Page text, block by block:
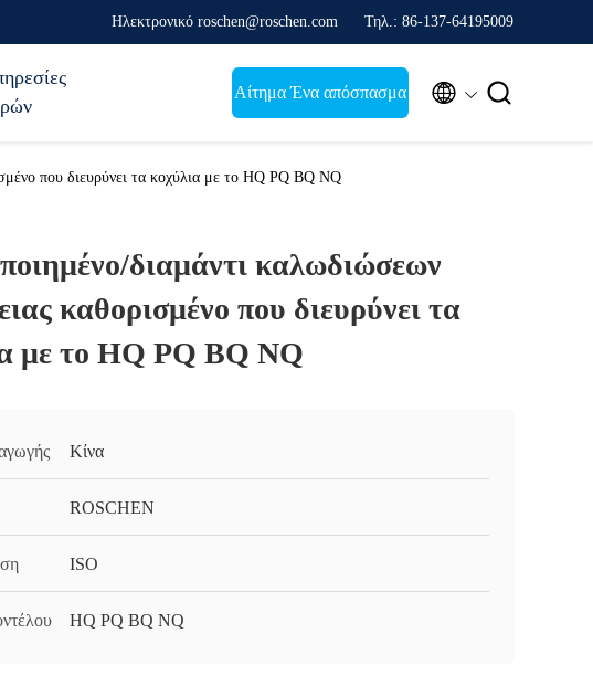
Ηλεκτρονικό roschen@roschen.com Τηλ.: 86-137-64195009
Αίτημα Ένα απόσπασμα  
που διευρύνει τα κοχύλια με το HQ PQ BQ NQ
διαμάντι καλωδιώσεων
καθορισμένο που διευρύνει τα
με το HQ PQ BQ NQ
Κίνα
ROSCHEN
ISO
HQ PQ BQ NQ